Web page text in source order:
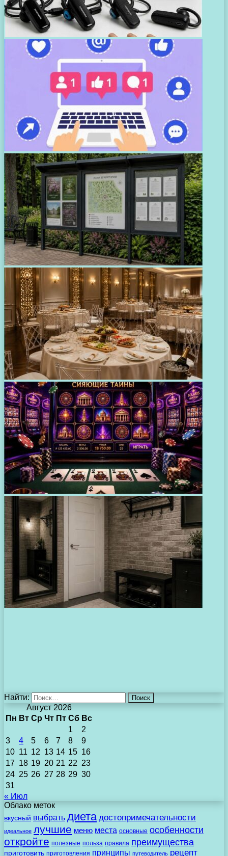
Найти:
Август 2026
Пн Вт Ср Чт Пт Сб Вс
1
2
3
4 5 6 7 8
9
10 11 12 13 14 15 16
17 18 19 20 21 22 23
24 25 26 27 28 29 30
31
« Июл
Облако меток
вкусный выбрать диета достопримечательности
идеальное лучшие меню места основные особенности
откройте полезные польза правила преимущества
приготовить приготовления принципы путеводитель рецепт